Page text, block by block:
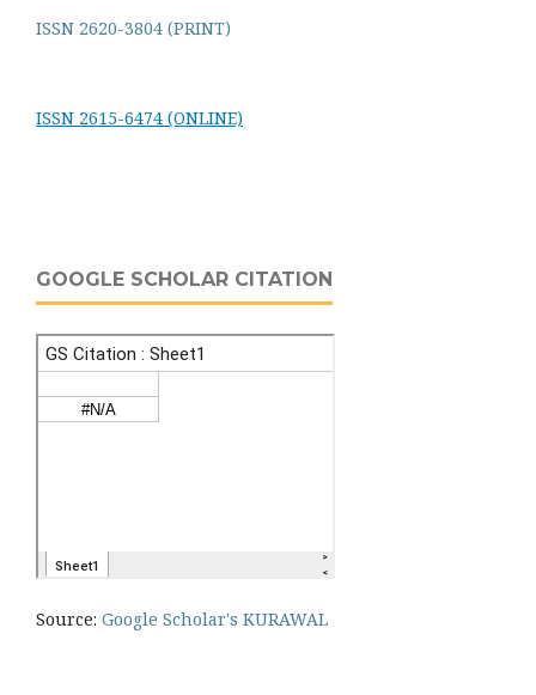
ISSN 2620-3804 (PRINT)
ISSN 2615-6474 (ONLINE)
GOOGLE SCHOLAR CITATION
Source: Google Scholar's KURAWAL